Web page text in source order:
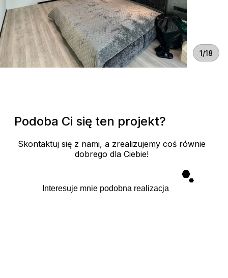
1/18
Podoba Ci się ten projekt?
Skontaktuj się z nami, a zrealizujemy coś równie
dobrego dla Ciebie!
Interesuje mnie podobna realizacja